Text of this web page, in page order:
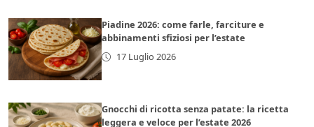
Piadine 2026: come farle, farciture e
abbinamenti sfiziosi per l’estate
17 Luglio 2026
Gnocchi di ricotta senza patate: la ricetta
leggera e veloce per l’estate 2026